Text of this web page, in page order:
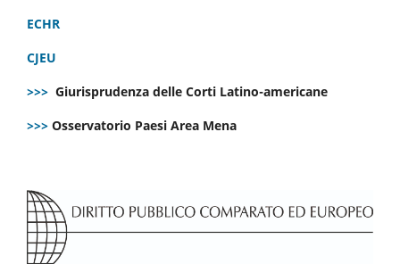
ECHR
CJEU
>>> Giurisprudenza delle Corti Latino-americane
>>> Osservatorio Paesi Area Mena